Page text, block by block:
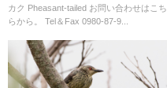
カク Pheasant-tailed お問い合わせはこち
らから。 Tel＆Fax 0980-87-9...